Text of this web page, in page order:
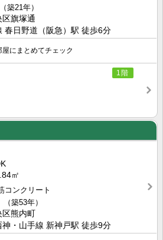
（築21年）
旗塚通
春日野道（阪急）駅 徒歩6分
にまとめてチェック
1階
㎡
コンクリート
（築53年）
熊内町
神・山手線 新神戸駅 徒歩9分